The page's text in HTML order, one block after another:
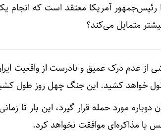
رئیس‌جمهور آمریکا معتقد است که انجام
متمایل می‌کند؟
از عدم درک عمیق و نادرست از واقعیت
خواهد کشید. این جنگ چهل روز طول
دوباره مورد حمله قرار گیرد، این بار تا
مذاکره‌ای موافقت نخواهد کرد.